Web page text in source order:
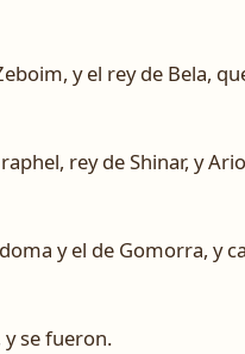
y el rey de Bela,
rey de Shinar, y
y el de Gomorra, y
se fueron.